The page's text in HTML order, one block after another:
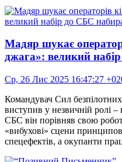
Мадяр шукає
джага»: великий
Ср, 26 Лис 2025 16:47:27
Командувач Сил
виступив у незвичній ролі
СБС він порівняв свою
«вибухові» сцени
спецефектів, а окупанти